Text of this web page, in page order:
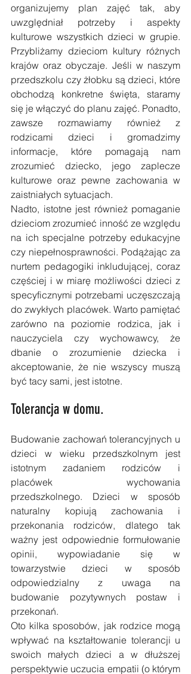
organizujemy plan zajęć tak, aby
uwzględniał potrzeby i aspekty
kulturowe wszystkich dzieci w grupie.
Przybliżamy dzieciom kultury różnych
krajów oraz obyczaje. Jeśli w naszym
przedszkolu czy żłobku są dzieci, które
obchodzą konkretne święta, staramy
się je włączyć do planu zajęć. Ponadto,
zawsze rozmawiamy również z
rodzicami dzieci i gromadzimy
informacje, które pomagają nam
zrozumieć dziecko, jego zaplecze
kulturowe oraz pewne zachowania w
zaistniałych sytuacjach.
Nadto, istotne jest również pomaganie
dzieciom zrozumieć inność ze względu
na ich specjalne potrzeby edukacyjne
czy niepełnosprawności. Podążając za
nurtem pedagogiki inkludującej, coraz
częściej i w miarę możliwości dzieci z
specyficznymi potrzebami uczęszczają
do zwykłych placówek. Warto pamiętać
zarówno na poziomie rodzica, jak i
nauczyciela czy wychowawcy, że
dbanie o zrozumienie dziecka i
akceptowanie, że nie wszyscy muszą
być tacy sami, jest istotne.
Tolerancja w domu.
Budowanie zachowań tolerancyjnych u
dzieci w wieku przedszkolnym jest
istotnym zadaniem rodziców i
placówek wychowania
przedszkolnego. Dzieci w sposób
naturalny kopiują zachowania i
przekonania rodziców, dlatego tak
ważny jest odpowiednie formułowanie
opinii, wypowiadanie się w
towarzystwie dzieci w sposób
odpowiedzialny z uwaga na
budowanie pozytywnych postaw i
przekonań.
Oto kilka sposobów, jak rodzice mogą
wpływać na kształtowanie tolerancji u
swoich małych dzieci a w dłuższej
perspektywie uczucia empatii (o którym